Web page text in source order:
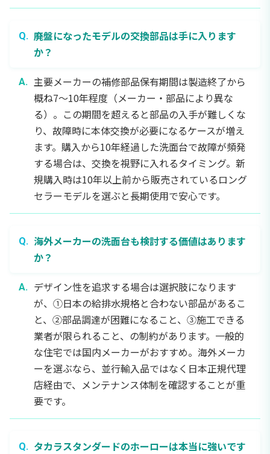
廃盤になったモデルの交換部品は手に入ります
か？
主要メーカーの補修部品保有期間は製造終了から
概ね7〜10年程度（メーカー・部品により異な
る）。この期間を超えると部品の入手が難しくな
り、故障時に本体交換が必要になるケースが増え
ます。購入から10年経過した洗面台で故障が頻発
する場合は、交換を視野に入れるタイミング。新
規購入時は10年以上前から販売されているロング
セラーモデルを選ぶと長期使用で安心です。
海外メーカーの洗面台も検討する価値はあります
か？
デザイン性を追求する場合は選択肢になります
が、①日本の給排水規格と合わない部品があるこ
と、②部品調達が困難になること、③施工できる
業者が限られること、の制約があります。一般的
な住宅では国内メーカーがおすすめ。海外メーカ
ーを選ぶなら、並行輸入品ではなく日本正規代理
店経由で、メンテナンス体制を確認することが重
要です。
タカラスタンダードのホーローは本当に強いです